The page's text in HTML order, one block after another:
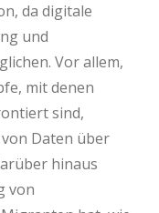
da digitale
und
Vor allem,
mit denen
sind,
Daten über
hinaus
von